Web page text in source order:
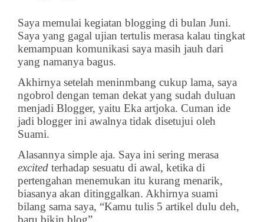
Saya memulai kegiatan blogging di bulan Juni.
Saya yang gagal ujian tertulis merasa kalau tingkat
kemampuan komunikasi saya masih jauh dari
yang namanya bagus.
Akhirnya setelah meninmbang cukup lama, saya
ngobrol dengan teman dekat yang sudah duluan
menjadi Blogger, yaitu Eka artjoka. Cuman ide
jadi blogger ini awalnya tidak disetujui oleh
Suami.
Alasannya simple aja. Saya ini sering merasa
excited terhadap sesuatu di awal, ketika di
pertengahan menemukan itu kurang menarik,
biasanya akan ditinggalkan. Akhirnya suami
bilang sama saya, “Kamu tulis 5 artikel dulu deh,
baru bikin blog”.